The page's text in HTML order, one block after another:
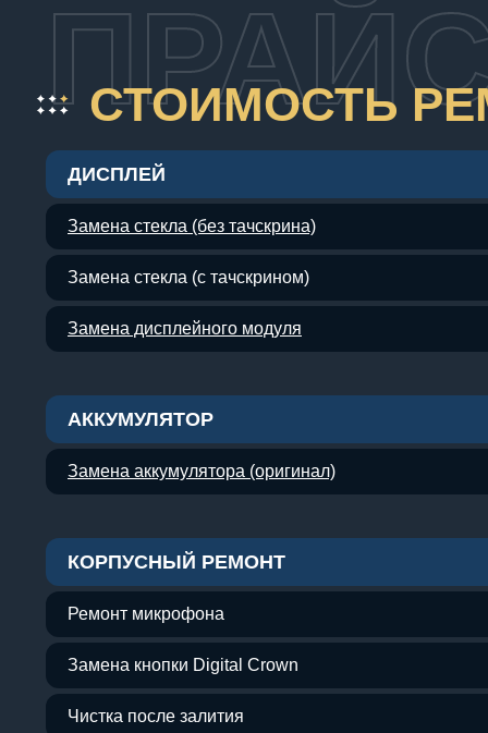
СТОИМОСТЬ
ДИСПЛЕЙ
Замена стекла (без тачскрина)
Замена стекла (с тачскрином)
Замена дисплейного модуля
АККУМУЛЯТОР
Замена аккумулятора (оригинал)
КОРПУСНЫЙ РЕМОНТ
Ремонт микрофона
Замена кнопки Digital Crown
Чистка после залития